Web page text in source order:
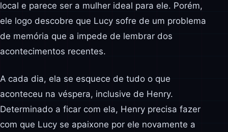
local e parece ser a mulher ideal para ele. Porém,
ele logo descobre que Lucy sofre de um problema
de memória que a impede de lembrar dos
acontecimentos recentes.
A cada dia, ela se esquece de tudo o que
aconteceu na véspera, inclusive de Henry.
Determinado a ficar com ela, Henry precisa fazer
com que Lucy se apaixone por ele novamente a